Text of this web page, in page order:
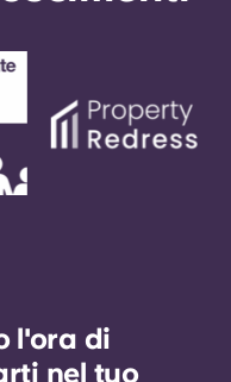
l'ora di
nel tuo